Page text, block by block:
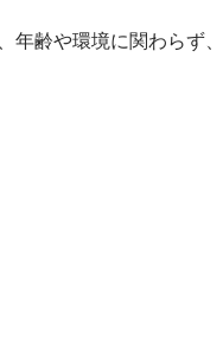
年齢や環境に関わらず、